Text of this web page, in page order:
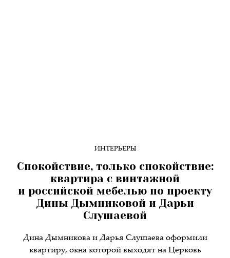
ИНТЕРЬЕРЫ
Спокойствие, только спокойствие:
квартира c винтажной
и российской мебелью по проекту
Дины Дымниковой и Дарьи
Слушаевой
Дина Дымникова и Дарья Слушаева оформили
квартиру, окна которой выходят на Церковь